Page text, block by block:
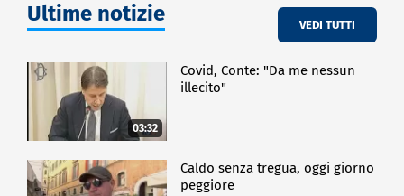
Ultime notizie VEDI TUTTI
03:32
Covid, Conte: "Da me nessun
illecito"
Caldo senza tregua, oggi giorno
peggiore